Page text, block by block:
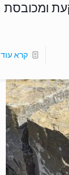
ומכובסת
קרא עוד